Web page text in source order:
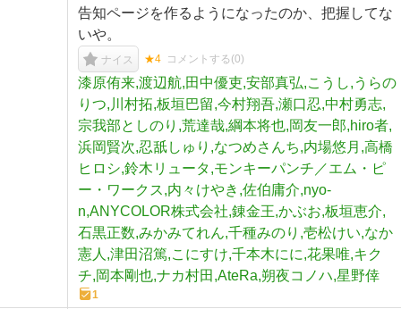
告知ページを作るようになったのか、把握してな
いや。
ナイス ★4 コメントする(0)
漆原侑来,渡辺航,田中優吏,安部真弘,こうし,うらの
りつ,川村拓,板垣巴留,今村翔吾,瀬口忍,中村勇志,
宗我部としのり,荒達哉,綱本将也,岡友一郎,hiro者,
浜岡賢次,忍舐しゅり,なつめさんち,内場悠月,高橋
ヒロシ,鈴木リュータ,モンキーパンチ／エム・ピ
ー・ワークス,内々けやき,佐伯庸介,nyo-
n,ANYCOLOR株式会社,錬金王,かぶお,板垣恵介,
石黒正数,みかみてれん,千種みのり,壱松けい,なか
憲人,津田沼篤,こにすけ,千本木にに,花果唯,キク
チ,岡本剛也,ナカ村田,AteRa,朔夜コノハ,星野倖
1